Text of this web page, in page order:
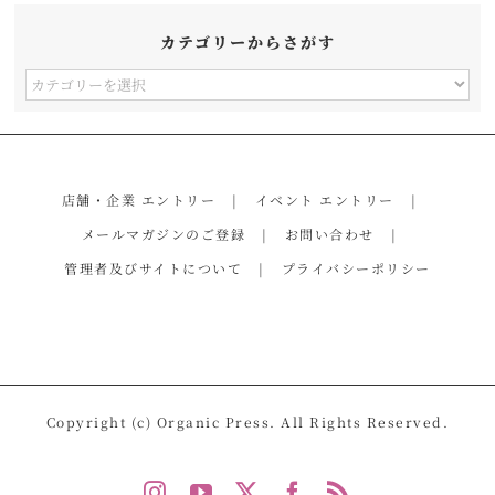
カテゴリーからさがす
カ
す
店舗・企業 エントリー
イベント エントリー
メールマガジンのご登録
お問い合わせ
管理者及びサイトについて
プライバシーポリシー
Copyright (c) Organic Press. All Rights Reserved.